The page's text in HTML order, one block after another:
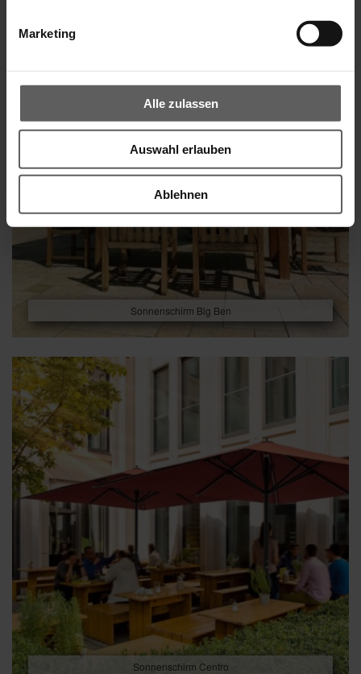
Marketing
Alle zulassen
Auswahl erlauben
Ablehnen
Sonnenschirm Big Ben
Sonnenschirm Centro